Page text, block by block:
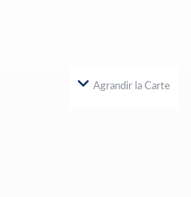
Agrandir la Carte